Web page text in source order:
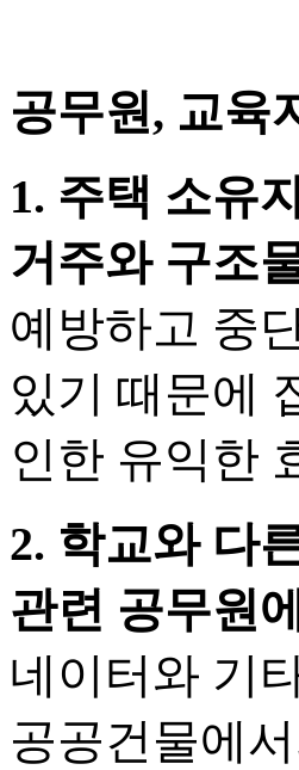
공무원, 교육
1. 주택 소유
거주와 구조
예방하고 중
있기 때문에
인한 유익한
2. 학교와 다
관련 공무원
네이터와 기
공공건물에